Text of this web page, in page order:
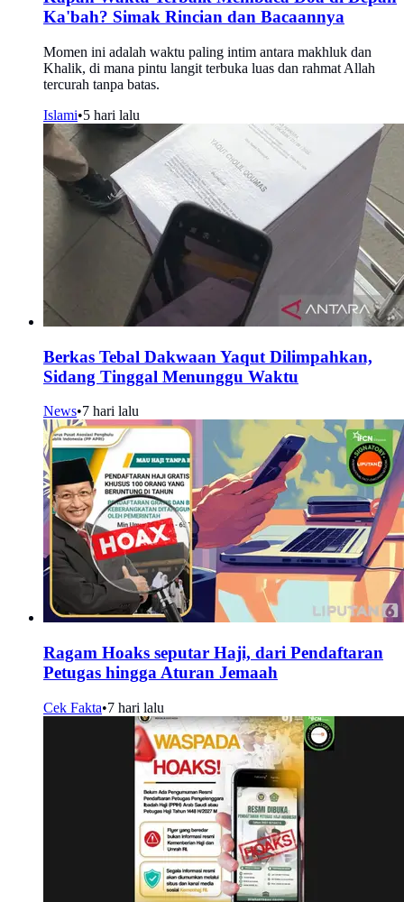
Ka'bah? Simak Rincian dan Bacaannya
Momen ini adalah waktu paling intim antara makhluk dan
Khalik, di mana pintu langit terbuka luas dan rahmat Allah
tercurah tanpa batas.
Islami•5 hari lalu
Berkas Tebal Dakwaan Yaqut Dilimpahkan,
Sidang Tinggal Menunggu Waktu
News•7 hari lalu
Ragam Hoaks seputar Haji, dari Pendaftaran
Petugas hingga Aturan Jemaah
Cek Fakta•7 hari lalu